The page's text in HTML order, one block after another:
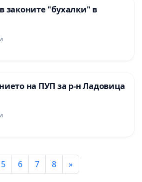
законите "бухалки" в
на ПУП за р-н Ладовица
5 6 7 8 »